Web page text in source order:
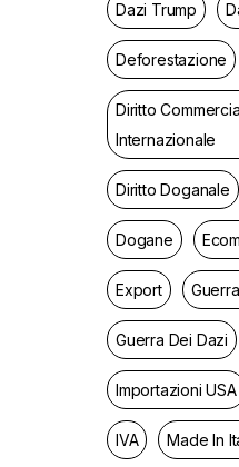
Dazi Trump
Deforestazione
Diritto
Internazionale
Diritto Doganale
Dogane
Export
Guerra Dei Dazi
Importazioni USA
IVA Made In